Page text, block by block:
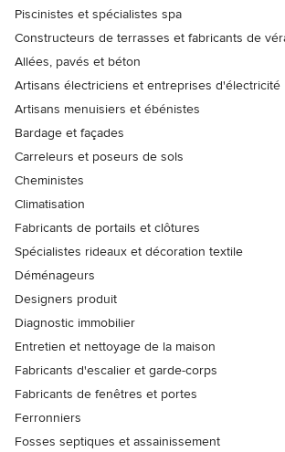
Piscinistes et spécialistes spa
Constructeurs de terrasses et fabricants de
Allées, pavés et béton
Artisans électriciens et entreprises d'électricité
Artisans menuisiers et ébénistes
Bardage et façades
Carreleurs et poseurs de sols
Cheministes
Climatisation
Fabricants de portails et clôtures
Spécialistes rideaux et décoration textile
Déménageurs
Designers produit
Diagnostic immobilier
Entretien et nettoyage de la maison
Fabricants d'escalier et garde-corps
Fabricants de fenêtres et portes
Ferronniers
Fosses septiques et assainissement